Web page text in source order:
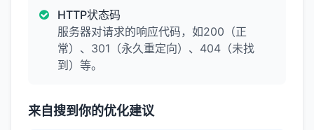
HTTP状态码
服务器对请求的响应代码，如200（正
常）、301（永久重定向）、404（未找
到）等。
来自搜到你的优化建议